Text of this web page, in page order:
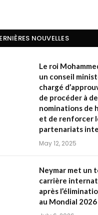
NOUVELLES
Le roi
un conseil
chargé
de procéder à
nominations de
et de renforcer
partenariats
May 12, 2025
Neymar met un
carrière
après
au Mondial 2026